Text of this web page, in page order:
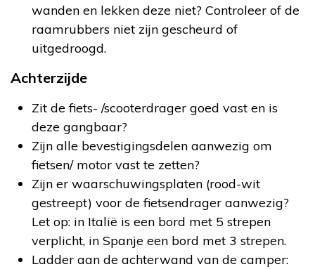
wanden en lekken deze niet? Controleer of de
raamrubbers niet zijn gescheurd of
uitgedroogd.
Achterzijde
Zit de fiets- /scooterdrager goed vast en is
deze gangbaar?
Zijn alle bevestigingsdelen aanwezig om
fietsen/ motor vast te zetten?
Zijn er waarschuwingsplaten (rood-wit
gestreept) voor de fietsendrager aanwezig?
Let op: in Italië is een bord met 5 strepen
verplicht, in Spanje een bord met 3 strepen.
Ladder aan de achterwand van de camper: